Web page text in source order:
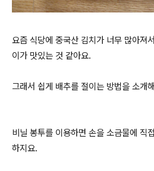
요즘 식당에 중국산 김치가 너무 많아져
이가 맛있는 것 같아요.
그래서 쉽게 배추를 절이는 방법을 소개
비닐 봉투를 이용하면 손을 소금물에 직
하지요.